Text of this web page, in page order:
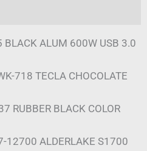
ALUM 600W USB 3.0
718 TECLA CHOCOLATE
RUBBER BLACK COLOR
12700 ALDERLAKE S1700